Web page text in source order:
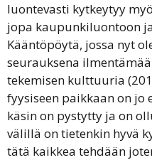
luontevasti kytkeytyy
jopa kaupunkiluontoon
Kääntöpöytä, jossa nyt
seurauksena
tekemisen kulttuuria
fyysiseen paikkaan on
käsin on pystytty ja on
välillä on tietenkin hyvä
tätä kaikkea tehdään